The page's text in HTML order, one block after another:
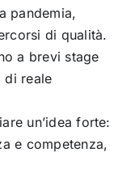
pandemia,
di qualità.
a brevi stage
di reale
un’idea forte:
e competenza,